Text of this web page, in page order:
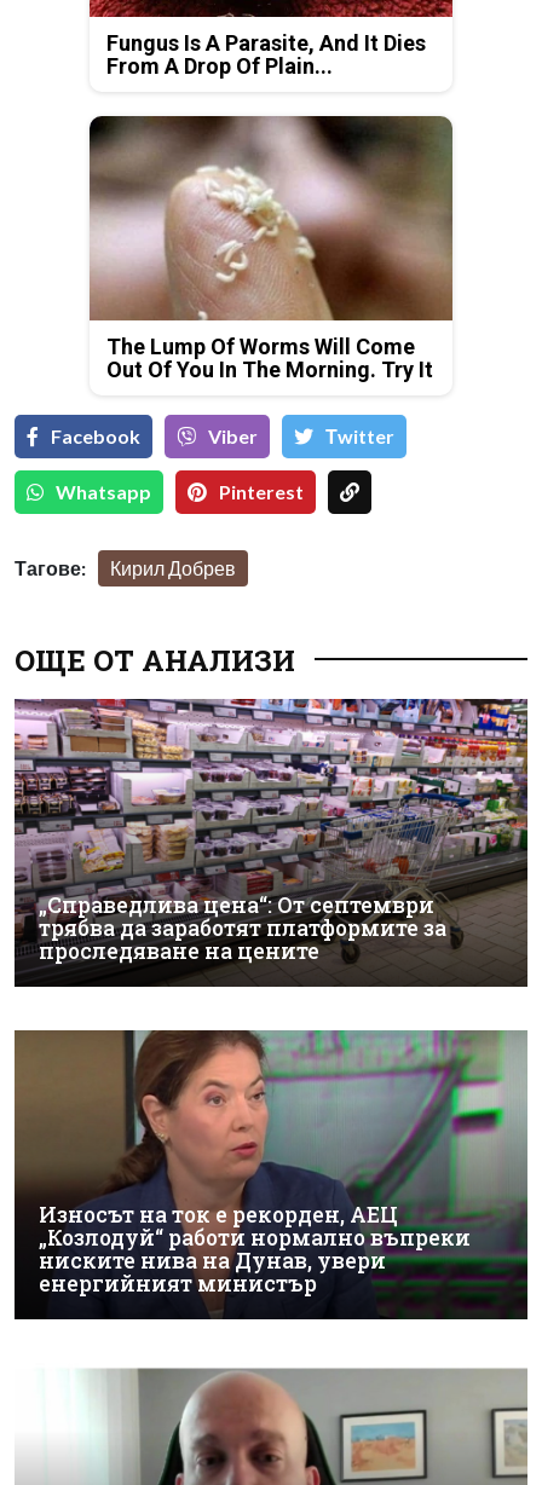
Fungus Is A Parasite, And It Dies
From A Drop Of Plain...
The Lump Of Worms Will Come
Out Of You In The Morning. Try It
Facebook Viber Тwitter
Whatsapp Pinterest
Тагове: Кирил Добрев
ОЩЕ ОТ АНАЛИЗИ
„Справедлива цена“: От септември
трябва да заработят платформите за
проследяване на цените
Износът на ток е рекорден, АЕЦ
„Козлодуй“ работи нормално въпреки
ниските нива на Дунав, увери
енергийният министър